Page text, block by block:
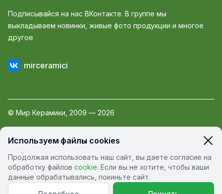
Подписывайся на нас ВКонтакте. В группе мы
выкладываем новинки, живые фото продукции и многое
другое
mirceramici
© Мир Керамики, 2009 — 2026
Политика обработки персональных данных
Политика конфиденциальности
Используем файлы cookies
Продолжая использовать наш сайт, вы даете согласие на
обработку файлов cookie. Если вы не хотите, чтобы ваши
данные обрабатывались, покиньте сайт.